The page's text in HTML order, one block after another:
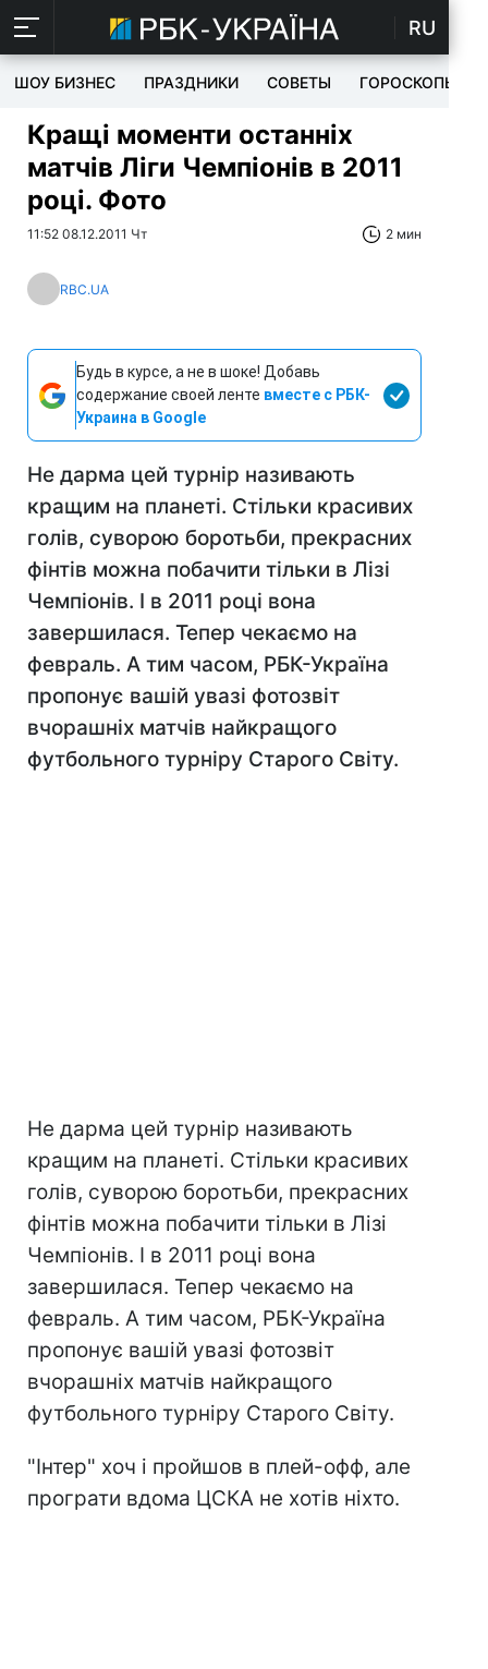
RU
ШОУ БИЗНЕС ПРАЗДНИКИ СОВЕТЫ ГОРОСКОПЫ
Кращі моменти останніх
матчів Ліги Чемпіонів в 2011
році. Фото
11:52 08.12.2011 Чт 2 мин
RBC.UA
Будь в курсе, а не в шоке! Добавь
содержание своей ленте вместе с РБК-
Украина в Google
Не дарма цей турнір називають
кращим на планеті. Стільки красивих
голів, суворою боротьби, прекрасних
фінтів можна побачити тільки в Лізі
Чемпіонів. І в 2011 році вона
завершилася. Тепер чекаємо на
февраль. А тим часом, РБК-Україна
пропонує вашій увазі фотозвіт
вчорашніх матчів найкращого
футбольного турніру Старого Світу.
Не дарма цей турнір називають
кращим на планеті. Стільки красивих
голів, суворою боротьби, прекрасних
фінтів можна побачити тільки в Лізі
Чемпіонів. І в 2011 році вона
завершилася. Тепер чекаємо на
февраль. А тим часом, РБК-Україна
пропонує вашій увазі фотозвіт
вчорашніх матчів найкращого
футбольного турніру Старого Світу.
"Інтер" хоч і пройшов в плей-офф, але
програти вдома ЦСКА не хотів ніхто.